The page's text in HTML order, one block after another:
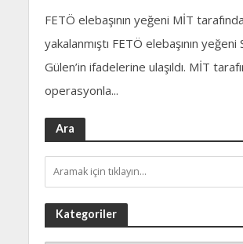
FETÖ elebaşının yeğeni MİT
yakalanmıştı FETÖ elebaşının yeğeni
Gülen’in ifadelerine ulaşıldı. MİT
operasyonla...
Ara
Kategoriler